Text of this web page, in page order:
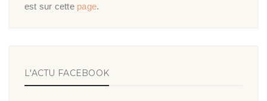
est sur cette page.
L'ACTU FACEBOOK